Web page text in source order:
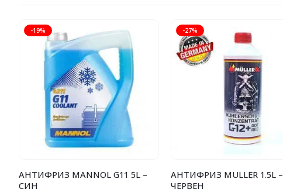
-19%
АНТИФРИЗ MANNOL G11 5L –
СИН
-27%
АНТИФРИЗ MULLER 1.5L –
ЧЕРВЕН